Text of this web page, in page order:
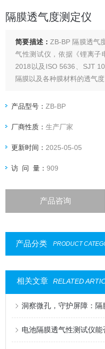
隔膜透气度测定仪
简要描述： ZB-BP 隔膜透气
气性测试仪，依据《锂离子
2018以及ISO 5636、SJT
隔膜以及各种膜材料的透气度
产品型号：ZB-BP
厂商性质：生产厂家
更新时间： 2025-05-05
访 问 量：909
产品咨询
产品分类 PRODUCT
相关文章 RELATED
电池隔膜透气性测试仪